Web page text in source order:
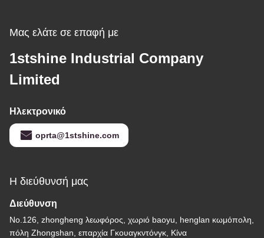
Μας ελάτε σε επαφή με
1stshine Industrial Company
Limited
Ηλεκτρονικό
oprta@1stshine.com
Η διεύθυνσή μας
Διεύθυνση
No.126, zhongheng λεωφόρος, χωριό baoyu, henglan κωμόπολη,
πόλη Zhongshan, επαρχία Γκουαγκντόνγκ, Κίνα